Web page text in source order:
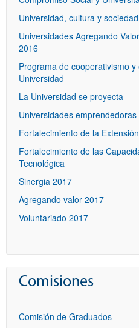
Universidad, cultura y
Universidades Agregando
2016
Programa de cooperativismo
Universidad
La Universidad se proyecta
Universidades emprendedoras
Fortalecimiento de la
Fortalecimiento de las
Tecnológica
Sinergia 2017
Agregando valor 2017
Voluntariado 2017
Comisiones
Comisión de Graduados